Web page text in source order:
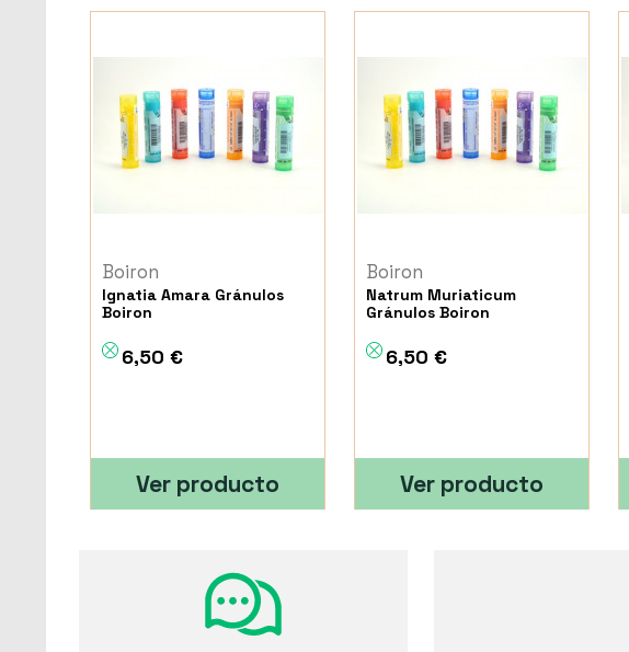
Boiron
Ignatia Amara Gránulos
Boiron
6,50 €
Ver producto
Boiron
Natrum Muriaticum
Gránulos Boiron
6,50 €
Ver producto